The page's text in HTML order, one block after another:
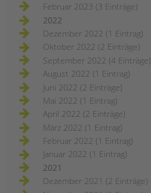
Februar 2023 (3 Einträge)
2022
Dezember 2022 (1 Eintrag)
Oktober 2022 (2 Einträge)
September 2022 (4 Einträge)
August 2022 (1 Eintrag)
Juni 2022 (2 Einträge)
Mai 2022 (1 Eintrag)
April 2022 (2 Einträge)
März 2022 (1 Eintrag)
Februar 2022 (1 Eintrag)
Januar 2022 (1 Eintrag)
2021
Dezember 2021 (2 Einträge)